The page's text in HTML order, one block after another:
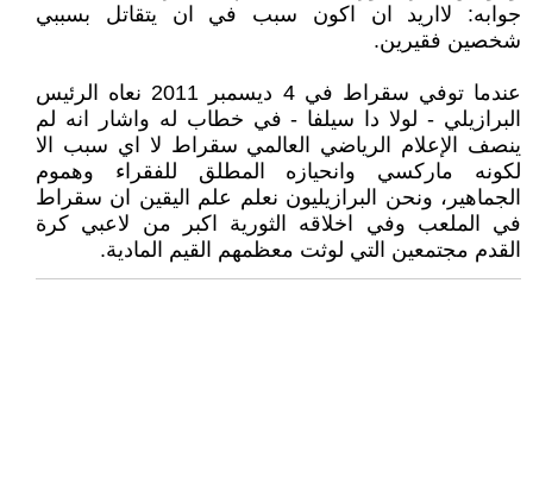
جوابه: لااريد ان اكون سبب في ان يتقاتل بسببي
شخصين فقيرين.
عندما توفي سقراط في 4 ديسمبر 2011 نعاه الرئيس
البرازيلي - لولا دا سيلفا - في خطاب له واشار انه لم
ينصف الإعلام الرياضي العالمي سقراط لا اي سبب الا
لكونه ماركسي وانحيازه المطلق للفقراء وهموم
الجماهير، ونحن البرازيليون نعلم علم اليقين ان سقراط
في الملعب وفي اخلاقه الثورية اكبر من لاعبي كرة
القدم مجتمعين التي لوثت معظمهم القيم المادية.